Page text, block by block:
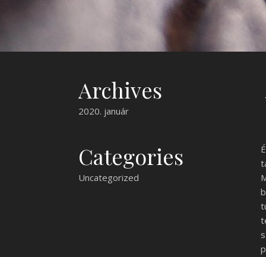
Archives
2020. január
Categories
Uncategorized